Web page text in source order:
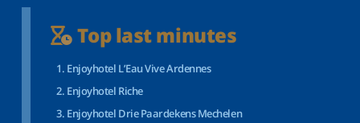
Top last minutes
Enjoyhotel L’Eau Vive Ardennes
Enjoyhotel Riche
Enjoyhotel Drie Paardekens Mechelen